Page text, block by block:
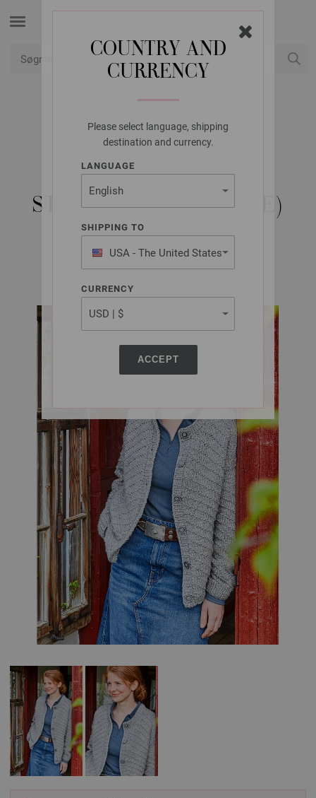
COUNTRY AND
CURRENCY
Please select language, shipping
destination and currency.
LANGUAGE
SHIPPING TO
USA - The United States
of America
CURRENCY
ACCEPT
LANA GROSSA
JAKKE LANDLUST
WINTERWOLLE -
STRIKKEOPSKRIFT (SE)